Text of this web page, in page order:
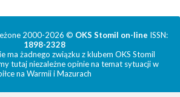
2000-2026 © OKS Stomil on-line ISSN:
1898-2328
ma żadnego związku z klubem OKS Stomil
tutaj niezależne opinie na temat sytuacji w
na Warmii i Mazurach